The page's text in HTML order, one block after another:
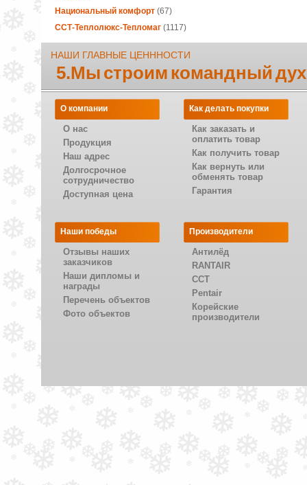
Национальный комфорт(67)
ССТ-Теплолюкс-Тепломаг(1117)
НАШИ ГЛАВНЫЕ ЦЕНННОСТИ
5.Мы строим командный
О компании
О нас
Продукция
Наш адрес
Долгосрочное
сотрудничество
Доступная цена
Как делать покупки
Как заказать и
оплатить товар
Как получить товар
Как вернуть или
обменять товар
Гарантия
Наши победы
Отзывы наших
заказчиков
Наши дипломы и
награды
Перечень объектов
Фото объектов
Производители
Антилёд
RANTAIR
CCT
Pentair
Корейские
производители